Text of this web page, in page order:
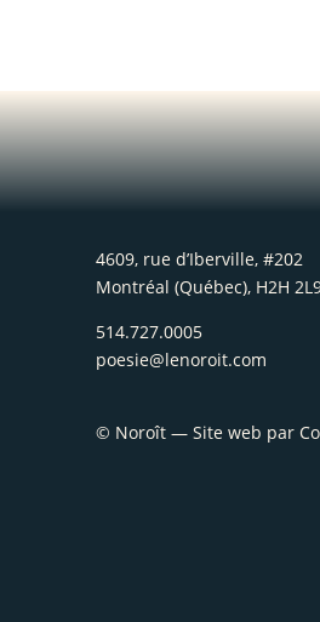
4609, rue d’Iberville, #202
Montréal (Québec), H2H
514.727.0005
poesie@lenoroit.com
© Noroît — Site web par